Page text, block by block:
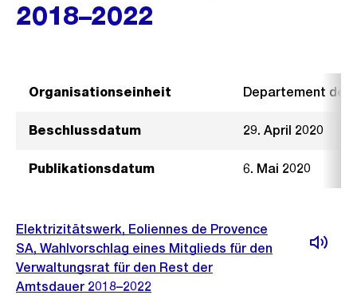
2018–2022
Organisationseinheit Departement der
Beschlussdatum 29. April 2020
Publikationsdatum 6. Mai 2020
Elektrizitätswerk, Eoliennes de Provence
SA, Wahlvorschlag eines Mitglieds für den
Verwaltungsrat für den Rest der
Amtsdauer 2018–2022